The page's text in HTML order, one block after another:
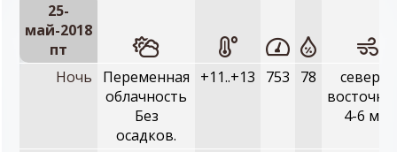
25-
май-2018
пт
Ночь
Переменная
облачность
Без
осадков.
+11..+13 753 78
северо-
4-6 м/с